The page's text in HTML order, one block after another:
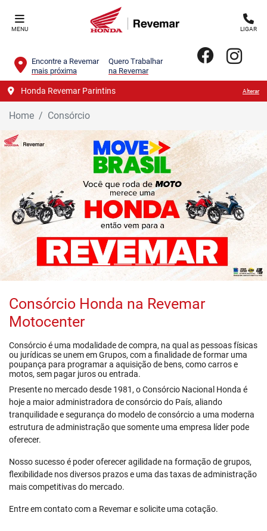
MENU LIGAR
Encontre a Revemar
mais próxima
Quero Trabalhar
na Revemar
Honda Revemar Parintins Alterar
Home Consórcio
templates.template-
Consórcio Honda na Revemar
Motocenter
Consórcio é uma modalidade de compra, na qual as pessoas físicas
ou jurídicas se unem em Grupos, com a finalidade de formar uma
poupança para programar a aquisição de bens, como carros e
motos, sem pagar juros ou entrada.
Presente no mercado desde 1981, o Consórcio Nacional Honda é
hoje a maior administradora de consórcio do País, aliando
tranquilidade e segurança do modelo de consórcio a uma moderna
estrutura de administração que somente uma empresa líder pode
oferecer.
Nosso sucesso é poder oferecer agilidade na formação de grupos,
flexibilidade nos diversos prazos e uma das taxas de administração
mais competitivas do mercado.
Entre em contato com a Revemar e solicite uma cotação.